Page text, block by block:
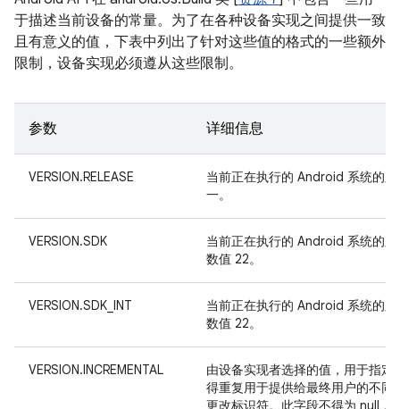
于描述当前设备的常量。为了在各种设备实现之间提供一致
且有意义的值，下表中列出了针对这些值的格式的一些额外
限制，设备实现必须遵从这些限制。
参数 详细信息
VERSION.RELEASE
当前正在执行的 Android 系统的
一。
VERSION.SDK
当前正在执行的 Android 系统的
数值 22。
VERSION.SDK_INT
当前正在执行的 Android 系统的
数值 22。
VERSION.INCREMENTAL
由设备实现者选择的值，用于指
得重复用于提供给最终用户的不
更改标识符。此字段不得为 null，